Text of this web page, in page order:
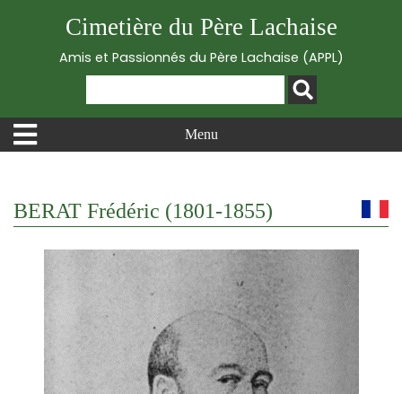
Cimetière du Père Lachaise
Amis et Passionnés du Père Lachaise (APPL)
Menu
BERAT Frédéric (1801-1855)